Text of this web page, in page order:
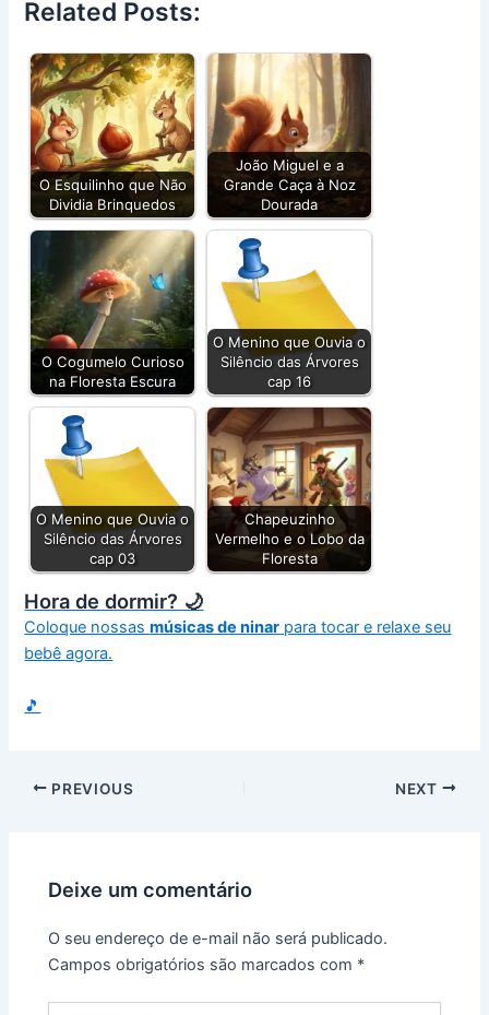
Related Posts:
O Esquilinho que Não
Dividia Brinquedos
João Miguel e a
Grande Caça à Noz
Dourada
O Cogumelo Curioso
na Floresta Escura
O Menino que Ouvia o
Silêncio das Árvores
cap 16
O Menino que Ouvia o
Silêncio das Árvores
cap 03
Chapeuzinho
Vermelho e o Lobo da
Floresta
Hora de dormir? 🌙
Coloque nossasmúsicas de ninar para tocar e relaxe seu
bebê agora.
🎵
PREVIOUS NEXT
Deixe um comentário
O seu endereço de e-mail não será publicado.
Campos obrigatórios são marcados com *